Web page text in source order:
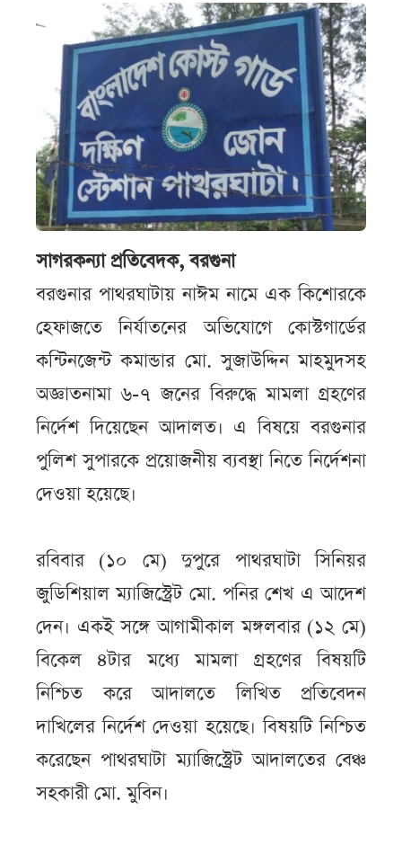
সাগরকন্যা প্রতিবেদক, বরগুনা
বরগুনার পাথরঘাটায় নাঈম নামে এক কিশোরকে
হেফাজতে নির্যাতনের অভিযোগে কোস্টগার্ডের
কন্টিনজেন্ট কমান্ডার মো. সুজাউদ্দিন মাহমুদসহ
অজ্ঞাতনামা ৬-৭ জনের বিরুদ্ধে মামলা গ্রহণের
নির্দেশ দিয়েছেন আদালত। এ বিষয়ে বরগুনার
পুলিশ সুপারকে প্রয়োজনীয় ব্যবস্থা নিতে নির্দেশনা
দেওয়া হয়েছে।
রবিবার (১০ মে) দুপুরে পাথরঘাটা সিনিয়র
জুডিশিয়াল ম্যাজিস্ট্রেট মো. পনির শেখ এ আদেশ
দেন। একই সঙ্গে আগামীকাল মঙ্গলবার (১২ মে)
বিকেল ৪টার মধ্যে মামলা গ্রহণের বিষয়টি
নিশ্চিত করে আদালতে লিখিত প্রতিবেদন
দাখিলের নির্দেশ দেওয়া হয়েছে। বিষয়টি নিশ্চিত
করেছেন পাথরঘাটা ম্যাজিস্ট্রেট আদালতের বেঞ্চ
সহকারী মো. মুবিন।